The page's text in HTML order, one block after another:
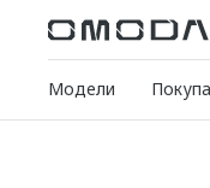
Модели